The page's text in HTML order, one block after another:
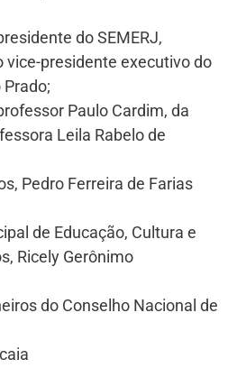
do SEMERJ,
vice-presidente executivo do
Paulo Cardim, da
Leila Rabelo de
Pedro Ferreira de Farias
de Educação, Cultura e
Ricely Gerônimo
do Conselho Nacional de